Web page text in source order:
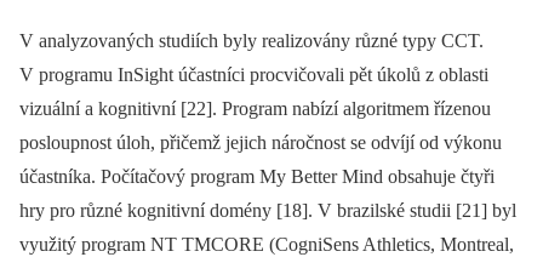
V analyzovaných studiích byly realizovány různé typy CCT.
V programu InSight účastníci procvičovali pět úkolů z oblasti
vizuální a kognitivní [22]. Program nabízí algoritmem řízenou
posloupnost úloh, přičemž jejich náročnost se odvíjí od výkonu
účastníka. Počítačový program My Better Mind obsahuje čtyři
hry pro různé kognitivní domény [18]. V brazilské studii [21] byl
využitý program NT TMCORE (CogniSens Athletics, Montreal,